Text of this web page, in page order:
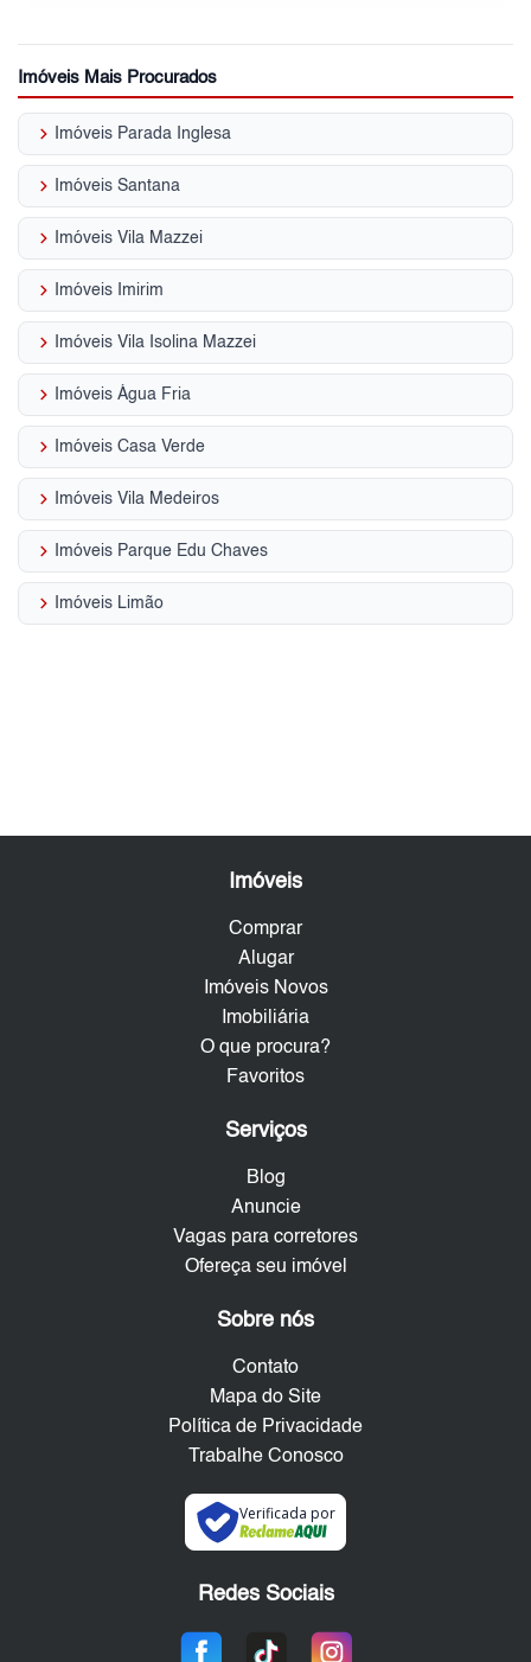
Imóveis Mais Procurados
keyboard_arrow_right Imóveis Parada Inglesa
keyboard_arrow_right Imóveis Santana
keyboard_arrow_right Imóveis Vila Mazzei
keyboard_arrow_right Imóveis Imirim
keyboard_arrow_right Imóveis Vila Isolina Mazzei
keyboard_arrow_right Imóveis Água Fria
keyboard_arrow_right Imóveis Casa Verde
keyboard_arrow_right Imóveis Vila Medeiros
keyboard_arrow_right Imóveis Parque Edu Chaves
keyboard_arrow_right Imóveis Limão
Imóveis
Comprar
Alugar
Imóveis Novos
Imobiliária
O que procura?
Favoritos
Serviços
Blog
Anuncie
Vagas para corretores
Ofereça seu imóvel
Sobre nós
Contato
Mapa do Site
Política de Privacidade
Trabalhe Conosco
Verificada por
Redes Sociais